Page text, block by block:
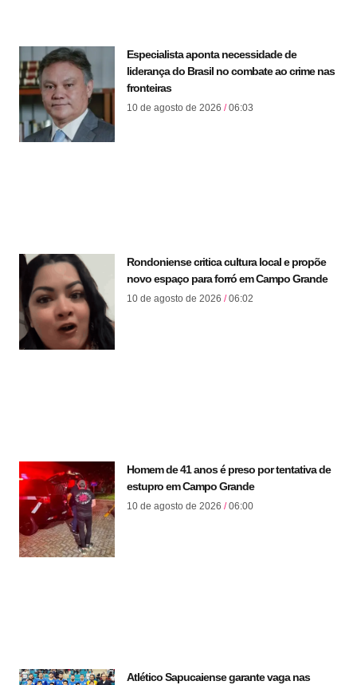
Especialista aponta necessidade de
liderança do Brasil no combate ao crime nas
fronteiras
10 de agosto de 2026 06:03
Rondoniense critica cultura local e propõe
novo espaço para forró em Campo Grande
10 de agosto de 2026 06:02
Homem de 41 anos é preso por tentativa de
estupro em Campo Grande
10 de agosto de 2026 06:00
Atlético Sapucaiense garante vaga nas